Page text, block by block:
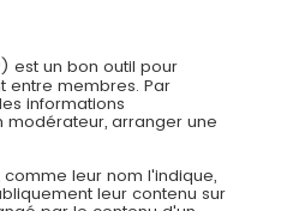
est un bon outil pour
entre membres. Par
informations
modérateur, arranger une
comme leur nom l'indique,
leur contenu sur